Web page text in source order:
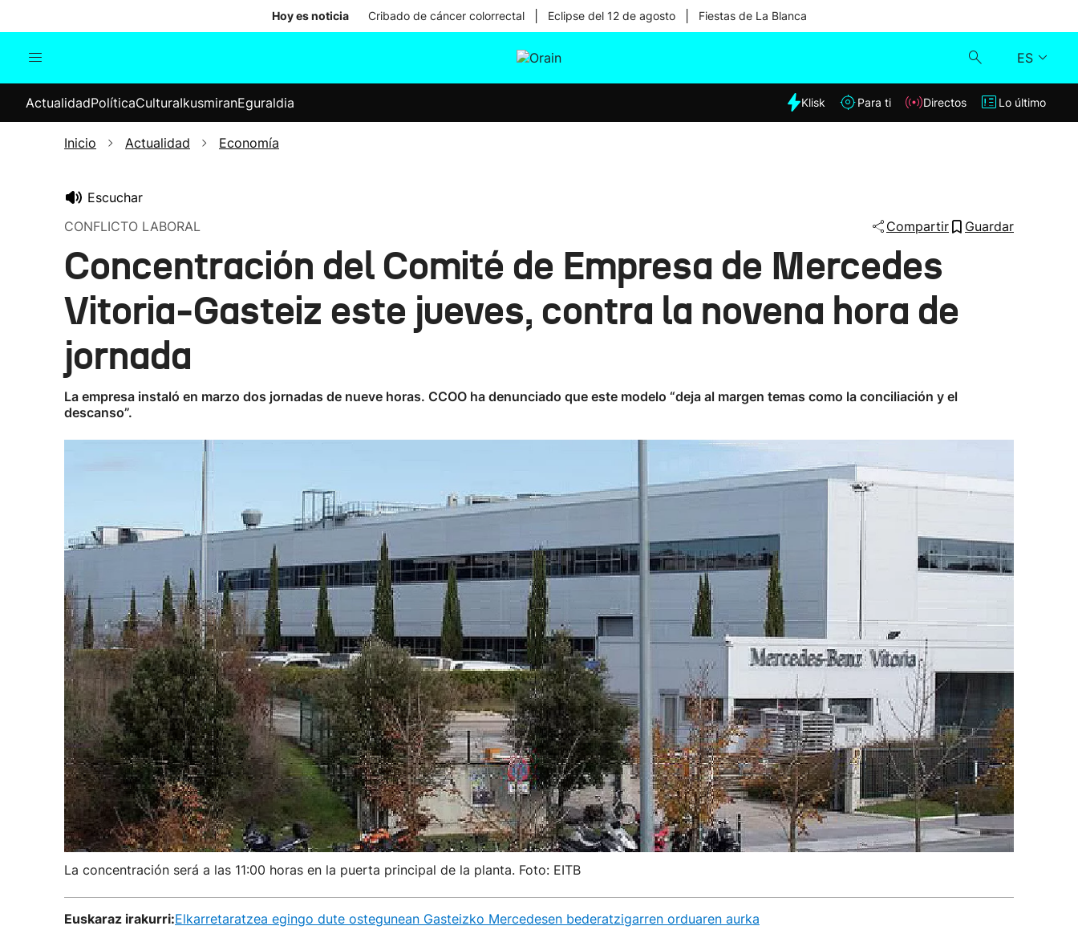
Hoy es noticia Cribado de cáncer colorrectal Eclipse del 12 de agosto Fiestas de La Blanca
ES
Internacional
Elecciones
Klisk
ActualidadPolíticaCulturaIkusmiranEguraldia Klisk Para ti Directos Lo último
Inicio Actualidad Economía
Escuchar
CONFLICTO LABORAL
Compartir Guardar
Concentración del Comité de Empresa de Mercedes
Vitoria-Gasteiz este jueves, contra la novena hora de
jornada
La empresa instaló en marzo dos jornadas de nueve horas. CCOO ha denunciado que este modelo “deja al margen temas como la conciliación y el
descanso”.
La concentración será a las 11:00 horas en la puerta principal de la planta. Foto: EITB
Euskaraz irakurri:Elkarretaratzea egingo dute ostegunean Gasteizko Mercedesen bederatzigarren orduaren aurka